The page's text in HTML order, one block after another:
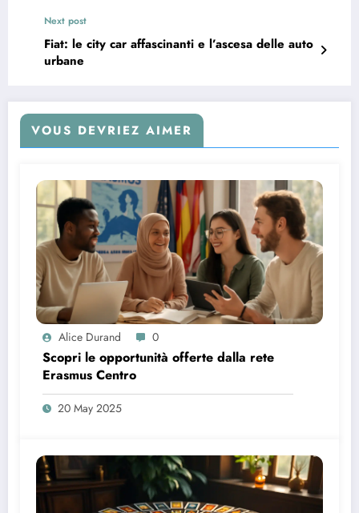
Next post
Fiat: le city car affascinanti e l’ascesa delle auto
urbane
VOUS DEVRIEZ AIMER
Alice Durand 0
Scopri le opportunità offerte dalla rete
Erasmus Centro
20 May 2025